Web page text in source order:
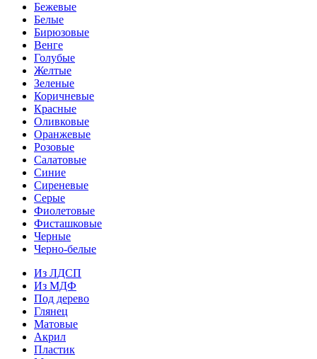
Бежевые
Белые
Бирюзовые
Венге
Голубые
Желтые
Зеленые
Коричневые
Красные
Оливковые
Оранжевые
Розовые
Салатовые
Синие
Сиреневые
Серые
Фиолетовые
Фисташковые
Черные
Черно-белые
Из ЛДСП
Из МДФ
Под дерево
Глянец
Матовые
Акрил
Пластик